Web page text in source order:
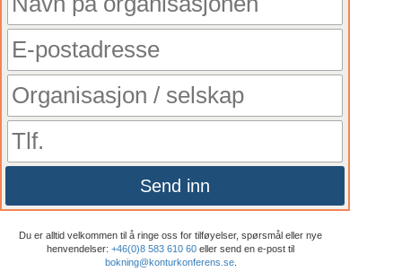
Send inn
Du er alltid velkommen til å ringe oss for tilføyelser, spørsmål eller nye
henvendelser: +46(0)8 583 610 60 eller send en e-post til
bokning@konturkonferens.se.